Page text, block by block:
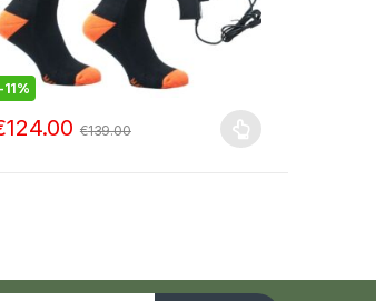
-11%
124.00 €139.00